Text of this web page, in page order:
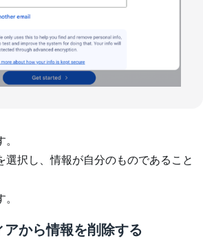
選択し、情報が自分のものであること
から情報を削除する